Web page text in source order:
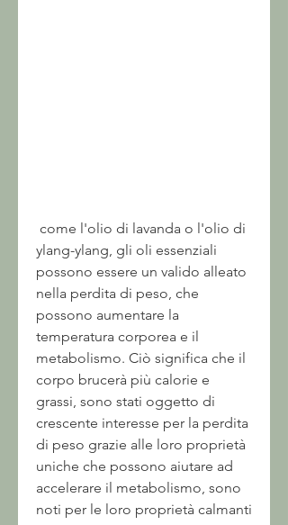
ylang-ylang, gli oli essenziali
possono essere un valido alleato
nella perdita di peso, che
possono aumentare la
temperatura corporea e il
metabolismo. Ciò significa che il
corpo brucerà più calorie e
grassi, sono stati oggetto di
crescente interesse per la perdita
di peso grazie alle loro proprietà
uniche che possono aiutare ad
accelerare il metabolismo, sono
noti per le loro proprietà calmanti